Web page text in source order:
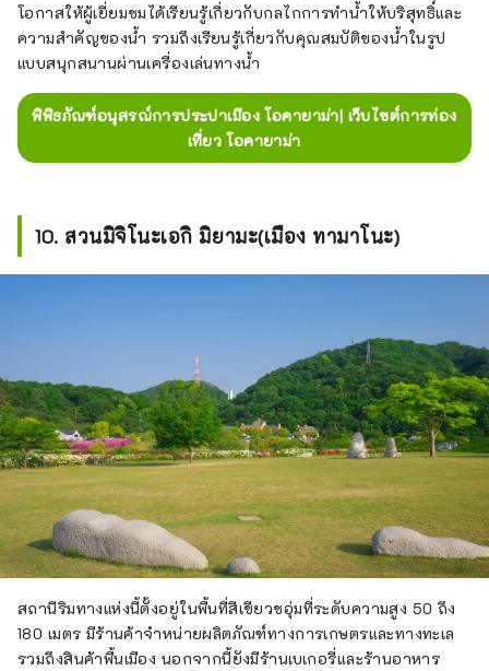
โอกาสให้ผู้เยี่ยมชมได้เรียนรู้เกี่ยวกับกลไกการทำน้ำให้บริสุทธิ์และ
ความสำคัญของน้ำ รวมถึงเรียนรู้เกี่ยวกับคุณสมบัติของน้ำในรูป
แบบสนุกสนานผ่านเครื่องเล่นทางน้ำ
พิพิธภัณฑ์อนุสรณ์การประปาเมือง โอคายาม่า| เว็บไซต์การท่อง
เที่ยว โอคายาม่า
10. สวนมิจิโนะเอกิ มิยามะ(เมือง ทามาโนะ)
สถานีริมทางแห่งนี้ตั้งอยู่ในพื้นที่สีเขียวชอุ่มที่ระดับความสูง 50 ถึง
180 เมตร มีร้านค้าจำหน่ายผลิตภัณฑ์ทางการเกษตรและทางทะเล
รวมถึงสินค้าพื้นเมือง นอกจากนี้ยังมีร้านเบเกอรี่และร้านอาหาร